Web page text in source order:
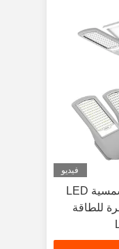
فيديو
أضواء الشوارع بالطاقة الشمسية LED
وات موفرة للطاقة